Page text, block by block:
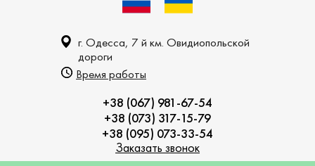
г. Одесса, 7 й км. Овидиопольской
дороги
Время работы
+38 (067) 981-67-54
+38 (073) 317-15-79
+38 (095) 073-33-54
Заказать звонок